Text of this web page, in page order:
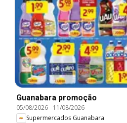
Guanabara promoção
05/08/2026- 11/08/2026
Supermercados Guanabara